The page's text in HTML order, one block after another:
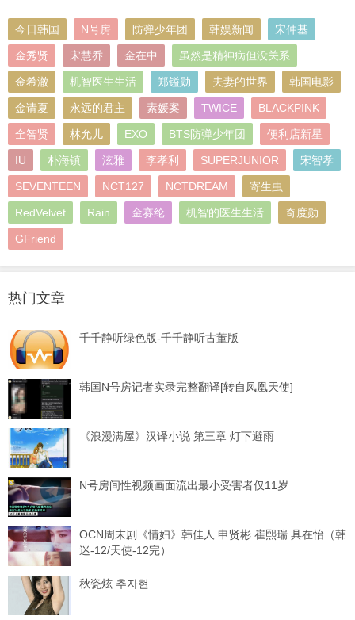
今日韩国 N号房 防弹少年团 韩娱新闻 宋仲基
金秀贤 宋慧乔 金在中 虽然是精神病但没关系
金希澈 机智医生生活 郑镒勋 夫妻的世界 韩国电影
金请夏 永远的君主 素媛案 TWICE BLACKPINK
全智贤 林允儿 EXO BTS防弹少年团 便利店新星
IU 朴海镇 泫雅 李孝利 SUPERJUNIOR 宋智孝
SEVENTEEN NCT127 NCTDREAM 寄生虫
RedVelvet Rain 金赛纶 机智的医生生活 奇度勋
GFriend
热门文章
千千静听绿色版-千千静听古董版
韩国N号房记者实录完整翻译[转自凤凰天使]
《浪漫满屋》汉译小说 第三章 灯下避雨
N号房间性视频画面流出最小受害者仅11岁
OCN周末剧《情妇》韩佳人 申贤彬 崔熙瑞 具在怡（韩
迷-12/天使-12完）
秋瓷炫 추자현